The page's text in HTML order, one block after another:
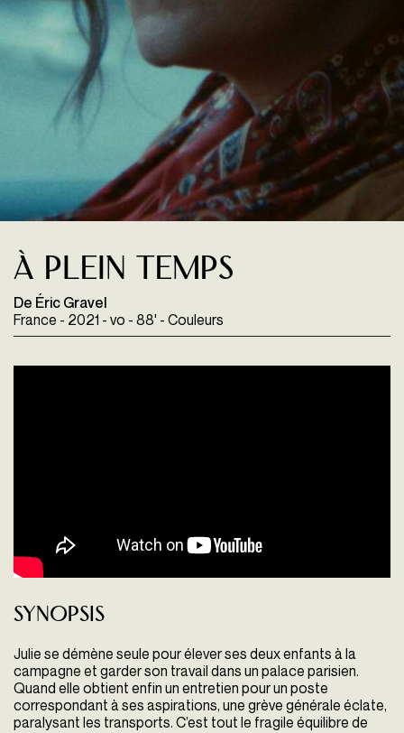
À plein temps
De Éric Gravel
France - 2021 - vo - 88' - Couleurs
Synopsis
Julie se démène seule pour élever ses deux enfants à la
campagne et garder son travail dans un palace parisien.
Quand elle obtient enfin un entretien pour un poste
correspondant à ses aspirations, une grève générale éclate,
paralysant les transports. C’est tout le fragile équilibre de